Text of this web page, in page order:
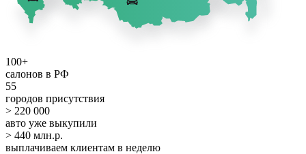
100+
салонов в РФ
55
городов присутствия
> 220 000
авто уже выкупили
> 440 млн.р.
выплачиваем клиентам в неделю